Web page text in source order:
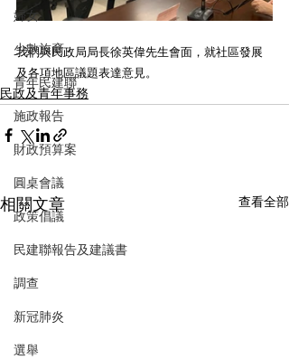
婦女
少數族裔
青年民建聯
施政報告
財政預算案
圓桌會議
政策倡議
民建聯報告及建議書
調查
新冠肺炎
選舉
我們與民政局局長徐英偉先生會面，就社區發展
及各項地區議題表達意見。
民政及青年事務
相關文章 查看全部